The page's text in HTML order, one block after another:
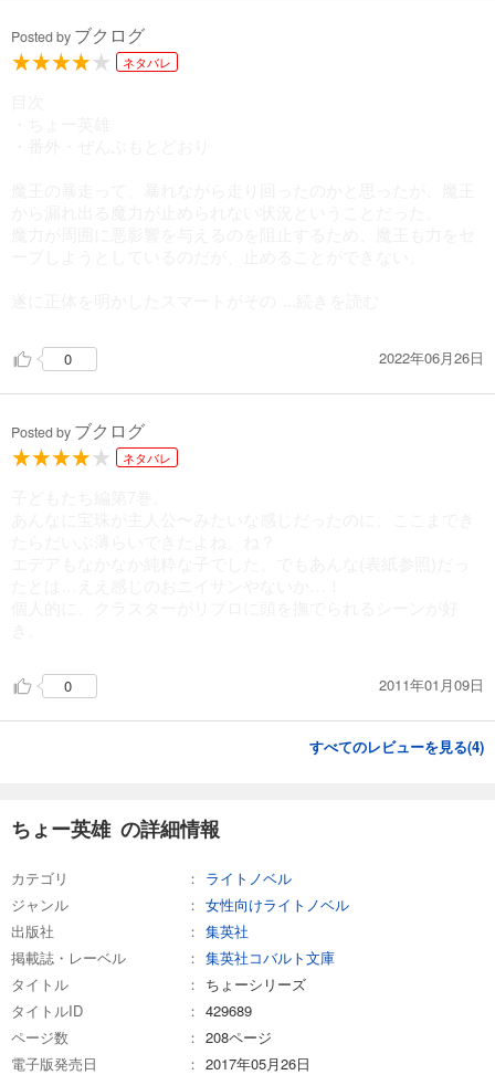
あらすじを表示する
Posted by ブクログ
ネタバレ
0 2022年06月26日
Posted by ブクログ
ネタバレ
0 2011年01月09日
すべてのレビューを見る(4)
ちょー英雄 の詳細情報
カテゴリ
ライトノベル
ジャンル
女性向けライトノベル
出版社
集英社
掲載誌・レーベル
集英社コバルト文庫
タイトル
ちょーシリーズ
タイトルID
429689
ページ数
208ページ
電子版発売日
2017年05月26日